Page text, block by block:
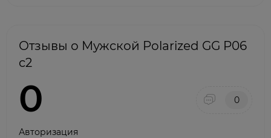
Отзывы о Мужской Polarized GG P06
c2
0 0
Авторизация